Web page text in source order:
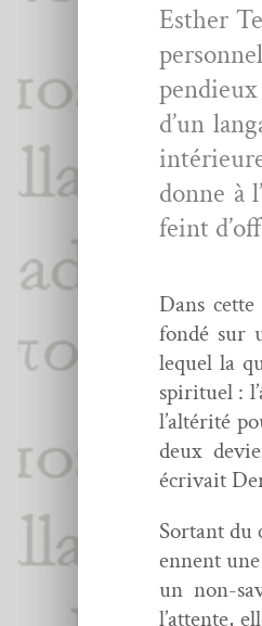
Esther
d’un
donne à
feint
Dans
fondé sur
lequel la
spir­ituel :
l’altérité
deux
écrivait
Sor­tant du
en­nent
un non-
l’attente,